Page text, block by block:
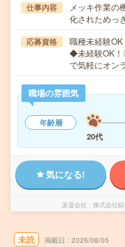
仕事内容
メッキ作業の
化されためっ
応募資格
職種未経験
◆未経験OK！
で気軽にオン
職場の雰囲気
年齢層
20代
気になる!
派遣会社 株式会社
未読 掲載日 2026/08/05